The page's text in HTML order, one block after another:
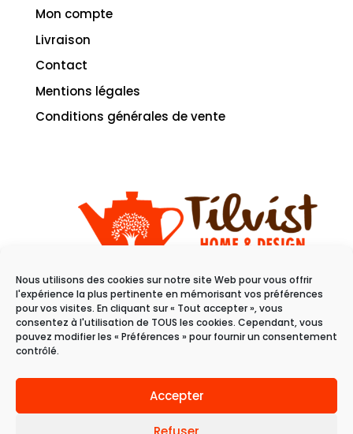
Nous utilisons des cookies sur notre site Web pour vous offrir
l'expérience la plus pertinente en mémorisant vos préférences
pour vos visites. En cliquant sur « Tout accepter », vous
consentez à l'utilisation de TOUS les cookies. Cependant, vous
pouvez modifier les « Préférences » pour fournir un consentement
contrôlé.
Accepter
Mon compte
Livraison
Contact
Mentions légales
Conditions générales de vente
11 rue du raisin
68100 Mulhouse
Du mardi au samedi